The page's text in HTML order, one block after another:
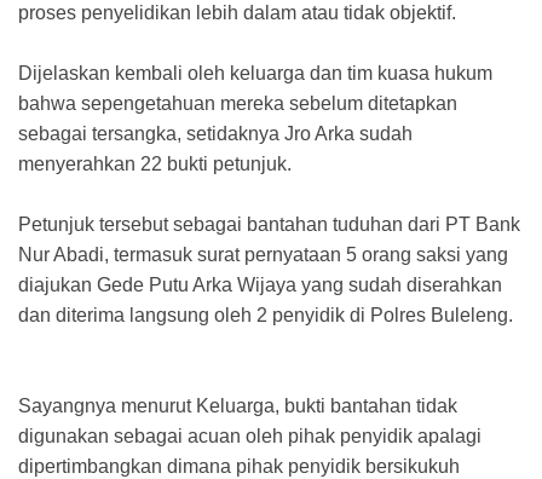
proses penyelidikan lebih dalam atau tidak objektif.
Dijelaskan kembali oleh keluarga dan tim kuasa hukum
bahwa sepengetahuan mereka sebelum ditetapkan
sebagai tersangka, setidaknya Jro Arka sudah
menyerahkan 22 bukti petunjuk.
Petunjuk tersebut sebagai bantahan tuduhan dari PT Bank
Nur Abadi, termasuk surat pernyataan 5 orang saksi yang
diajukan Gede Putu Arka Wijaya yang sudah diserahkan
dan diterima langsung oleh 2 penyidik di Polres Buleleng.
Sayangnya menurut Keluarga, bukti bantahan tidak
digunakan sebagai acuan oleh pihak penyidik apalagi
dipertimbangkan dimana pihak penyidik bersikukuh